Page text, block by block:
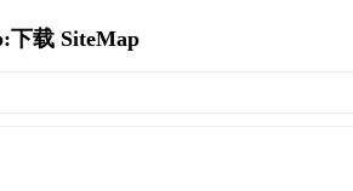
下载 SiteMap